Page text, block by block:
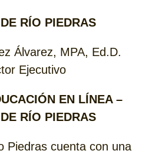
RÍO PIEDRAS
Álvarez, MPA, Ed.D.
Ejecutivo
EN LÍNEA –
RÍO PIEDRAS
Piedras cuenta con una